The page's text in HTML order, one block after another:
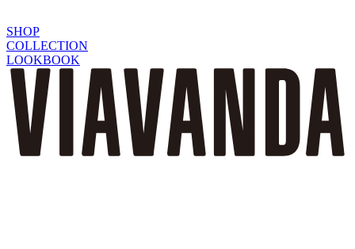
SHOP
COLLECTION
LOOKBOOK